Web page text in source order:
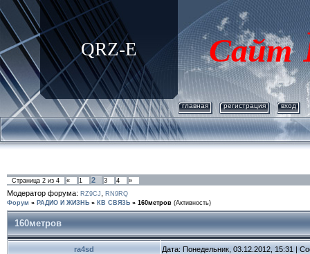
QRZ-E Сайт
главная регистрация вход
Страница 2 из 4 « 1 2 3 4 »
Модератор форума: RZ9CJ
RN9RQ
Форум » РАДИО И ЖИЗНЬ » КВ СВЯЗЬ » 160метров (Активность)
160метров
ra4sd Дата: Понедельник, 03.12.2012, 15:31 |